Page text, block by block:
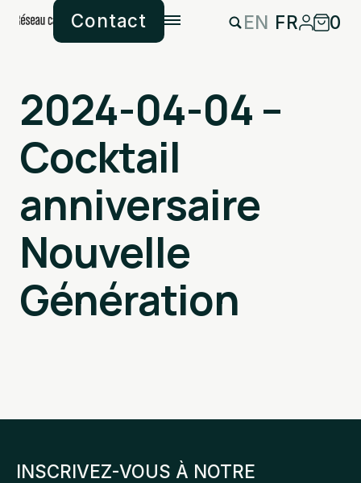
EN FR 0
Contact
2024-04-04 –
Cocktail
anniversaire
Nouvelle
Génération
INSCRIVEZ-VOUS À NOTRE